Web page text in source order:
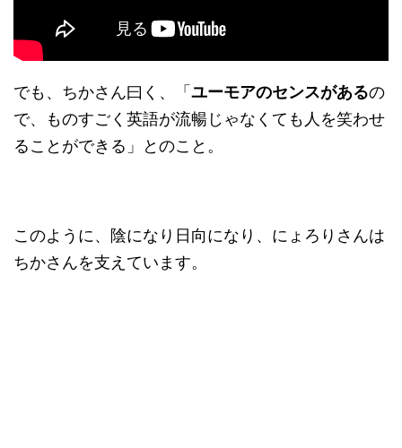
でも、ちかさん曰く、「 ユーモアのセンスがあるの
で、ものすごく英語が流暢じゃなくても人を笑わせ
ることができる」とのこと。
このように、陰になり日向になり、にょろりさんは
ちかさんを支えています。